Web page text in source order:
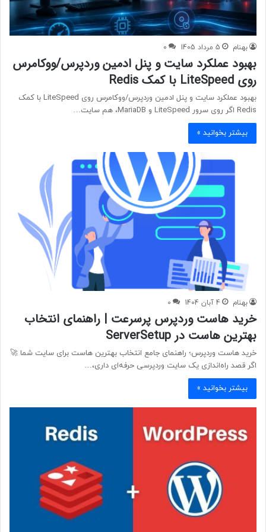
بهنام 5 مرداد 1405 0
بهبود عملکرد سایت و پنل ادمین وردپرس/ووکامرس
روی LiteSpeed با کمک Redis
بهبود عملکرد سایت و پنل ادمین وردپرس/ووکامرس روی LiteSpeed با کمک
Redis اگر روی سرور LiteSpeed و MariaDB، هم سایت…
بیشتر بخوانید »
بهنام 4 آبان 1404 0
خرید هاست وردپرس پرسرعت | راهنمای انتخاب
بهترین هاست در ServerSetup
خرید هاست وردپرس؛ راهنمای جامع انتخاب بهترین هاست برای سایت شما 🚀
اگر قصد راه‌اندازی یک سایت وردپرسی حرفه‌ای داری،…
بیشتر بخوانید »